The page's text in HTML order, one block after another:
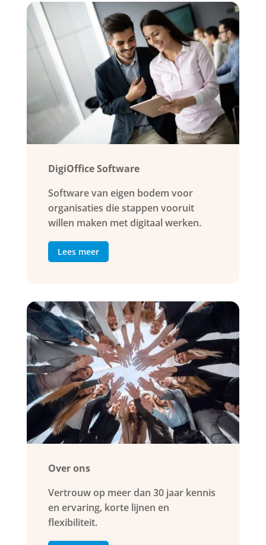
DigiOffice Software
Software van eigen bodem voor
organisaties die stappen vooruit
willen maken met digitaal werken.
Lees meer
Over ons
Vertrouw op meer dan 30 jaar kennis
en ervaring, korte lijnen en
flexibiliteit.